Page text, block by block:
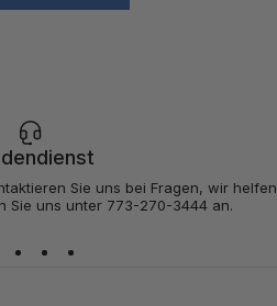
Sie uns bei Fragen, wir helfen
Sie uns unter 773-270-3444 an.